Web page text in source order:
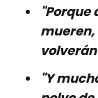
"Porque
mueren,
"Y